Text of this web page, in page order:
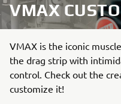
VMAX
VMAX is the iconic
the drag strip with
control. Check out the
customize it!